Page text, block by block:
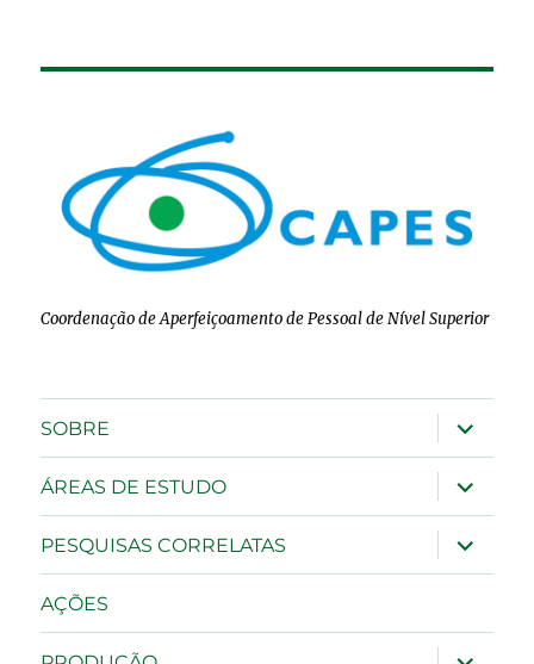
Coordenação de Aperfeiçoamento de Pessoal de Nível Superior
SOBRE
expandir
ÁREAS DE ESTUDO
expandir
PESQUISAS CORRELATAS
expandir
AÇÕES
expandir